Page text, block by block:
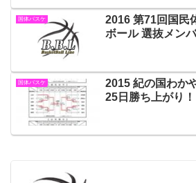
国体バスケ
2016 第71回国民
ボール 選抜メン
国体バスケ
2015 紀の国わか
25日勝ち上がり！